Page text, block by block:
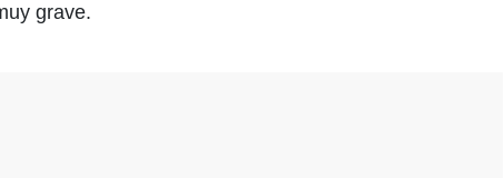
grave.